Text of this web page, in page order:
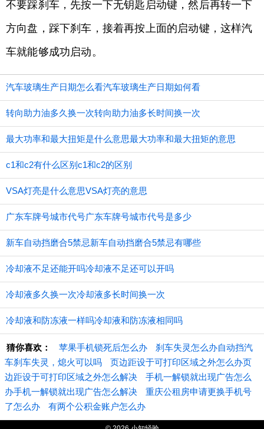
不要踩刹车，先按一下无钥匙启动键，然后再转一下
方向盘，踩下刹车，接着再按上面的启动键，这样汽
车就能够成功启动。
汽车玻璃生产日期怎么看汽车玻璃生产日期如何看
转向助力油多久换一次转向助力油多长时间换一次
最大功率和最大扭矩是什么意思最大功率和最大扭矩的意思
c1和c2有什么区别c1和c2的区别
VSA灯亮是什么意思VSA灯亮的意思
广东车牌号城市代号广东车牌号城市代号是多少
新车自动挡磨合5禁忌新车自动挡磨合5禁忌有哪些
冷却液不足还能开吗冷却液不足还可以开吗
冷却液多久换一次冷却液多长时间换一次
冷却液和防冻液一样吗冷却液和防冻液相同吗
猜你喜欢： 苹果手机锁死后怎么办
刹车失灵怎么办自动挡汽
车刹车失灵，熄火可以吗
页边距设于可打印区域之外怎么办页
边距设于可打印区域之外怎么解决
手机一解锁就出现广告怎么
办手机一解锁就出现广告怎么解决
重庆公租房申请更换手机号
了怎么办
有两个公积金账户怎么办